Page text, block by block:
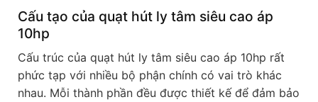
Cấu tạo của quạt hút ly tâm siêu cao áp
10hp
Cấu trúc của quạt hút ly tâm siêu cao áp 10hp rất
phức tạp với nhiều bộ phận chính có vai trò khác
nhau. Mỗi thành phần đều được thiết kế để đảm bảo